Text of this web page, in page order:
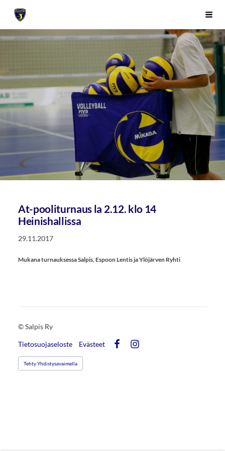
Siirry
sivunSivuston etusivulle
At-pooliturnaus la 2.12. klo 14
Heinishallissa
29.11.2017
Mukana turnauksessa Salpis, Espoon Lentis ja Ylöjärven Ryhti
©Salpis Ry
Tietosuojaseloste
Evästeet
Tehty Yhdistysavaimella